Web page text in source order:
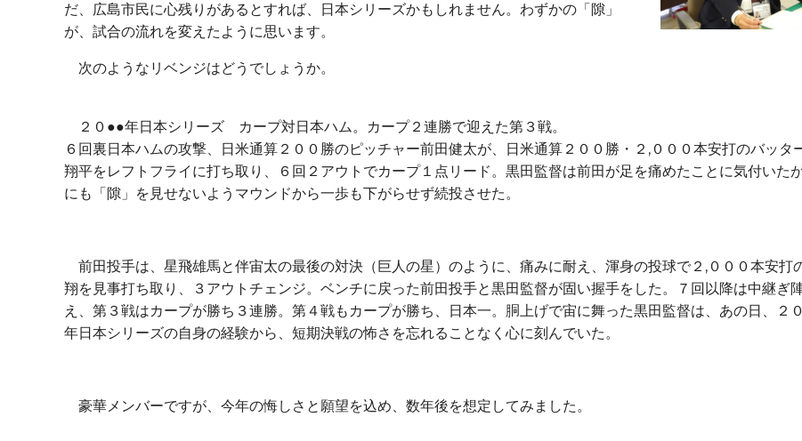
だ、広島市民に心残りがあるとすれば、日本シリーズかもしれません。わずかの「隙」
が、試合の流れを変えたように思います。
次のようなリベンジはどうでしょうか。
２０●●年日本シリーズ カープ対日本ハム。カープ２連勝で迎えた第３戦。
６回裏日本ハムの攻撃、日米通算２００勝のピッチャー前田健太が、日米通算２００勝・２,０００本安打のバッタ
翔平をレフトフライに打ち取り、６回２アウトでカープ１点リード。黒田監督は前田が足を痛めたことに気付いた
にも「隙」を見せないようマウンドから一歩も下がらせず続投させた。
前田投手は、星飛雄馬と伴宙太の最後の対決（巨人の星）のように、痛みに耐え、渾身の投球で２,０００本安打
翔を見事打ち取り、３アウトチェンジ。ベンチに戻った前田投手と黒田監督が固い握手をした。７回以降は中継ぎ
え、第３戦はカープが勝ち３連勝。第４戦もカープが勝ち、日本一。胴上げで宙に舞った黒田監督は、あの日、２
年日本シリーズの自身の経験から、短期決戦の怖さを忘れることなく心に刻んでいた。
豪華メンバーですが、今年の悔しさと願望を込め、数年後を想定してみました。